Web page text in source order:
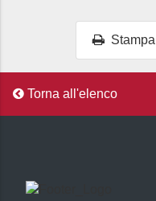
Stampa
Torna all'elenco